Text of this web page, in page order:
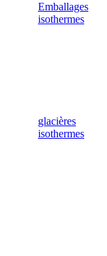
Emballages
isothermes
glacières
isothermes